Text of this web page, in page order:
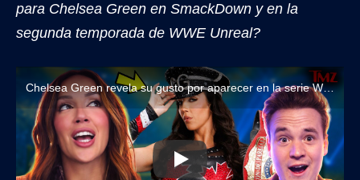
para Chelsea Green en SmackDown y en la
segunda temporada de WWE Unreal?
Chelsea Green revela su gusto por aparecer en la serie WWE Unreal